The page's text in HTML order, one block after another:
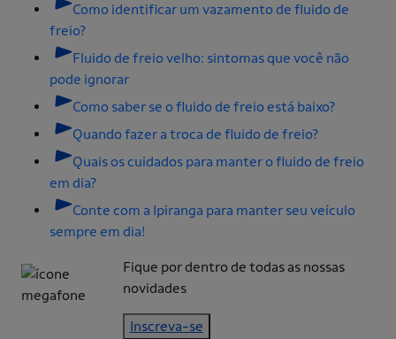
Como identificar um vazamento de fluido de
freio?
Fluido de freio velho: sintomas que você não
pode ignorar
Como saber se o fluido de freio está baixo?
Quando fazer a troca de fluido de freio?
Quais os cuidados para manter o fluido de freio
em dia?
Conte com a Ipiranga para manter seu veículo
sempre em dia!
Fique por dentro de todas as nossas
novidades
Inscreva-se